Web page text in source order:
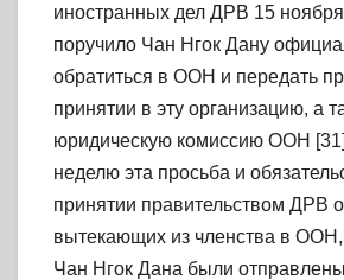
иностранных дел ДРВ 15 ноября
поручило Чан Нгок Дану
обратиться в ООН и передать
принятии в эту организацию, а
юридическую комиссию ООН
неделю эта просьба и
принятии правительством ДРВ
вытекающих из членства в
Чан Нгок Дана были